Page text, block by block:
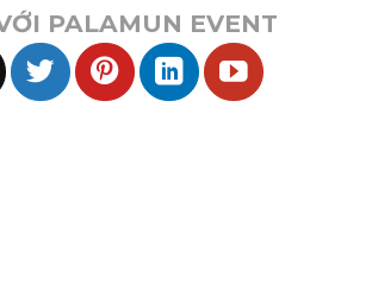
PALAMUN EVENT